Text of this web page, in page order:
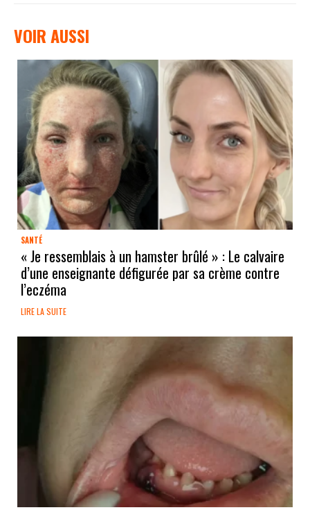
VOIR AUSSI
SANTÉ
« Je ressemblais à un hamster brûlé » : Le calvaire
d’une enseignante défigurée par sa crème contre
l’eczéma
LIRE LA SUITE